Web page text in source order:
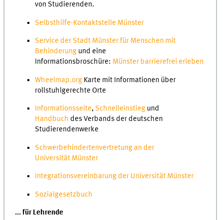
von Studierenden.
Selbsthilfe-Kontaktstelle Münster
Service der Stadt Münster für Menschen mit
Behinderung und eine
Informationsbroschüre: Münster barrierefrei erleben
Wheelmap.org Karte mit Informationen über
rollstuhlgerechte Orte
Informationsseite, Schnelleinstieg und
Handbuch des Verbands der deutschen
Studierendenwerke
Schwerbehindertenvertretung an der
Universität Münster
Integrationsvereinbarung der Universität Münster
Sozialgesetzbuch
... für Lehrende